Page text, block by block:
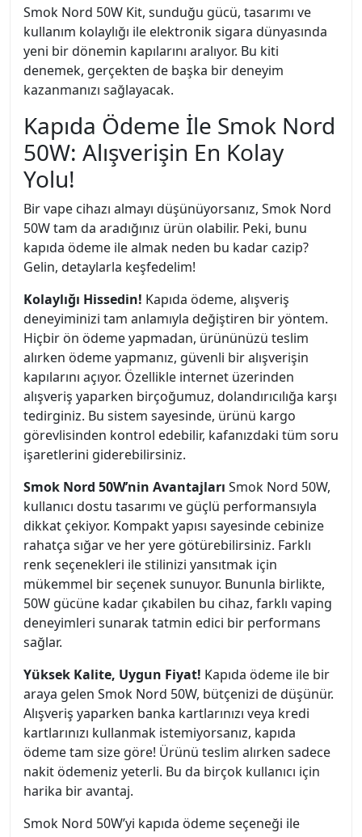
Smok Nord 50W Kit, sunduğu gücü, tasarımı ve
kullanım kolaylığı ile elektronik sigara dünyasında
yeni bir dönemin kapılarını aralıyor. Bu kiti
denemek, gerçekten de başka bir deneyim
kazanmanızı sağlayacak.
Kapıda Ödeme İle Smok Nord
50W: Alışverişin En Kolay
Yolu!
Bir vape cihazı almayı düşünüyorsanız, Smok Nord
50W tam da aradığınız ürün olabilir. Peki, bunu
kapıda ödeme ile almak neden bu kadar cazip?
Gelin, detaylarla keşfedelim!
Kolaylığı Hissedin! Kapıda ödeme, alışveriş
deneyiminizi tam anlamıyla değiştiren bir yöntem.
Hiçbir ön ödeme yapmadan, ürününüzü teslim
alırken ödeme yapmanız, güvenli bir alışverişin
kapılarını açıyor. Özellikle internet üzerinden
alışveriş yaparken birçoğumuz, dolandırıcılığa karşı
tedirginiz. Bu sistem sayesinde, ürünü kargo
görevlisinden kontrol edebilir, kafanızdaki tüm soru
işaretlerini giderebilirsiniz.
Smok Nord 50W’nin Avantajları Smok Nord 50W,
kullanıcı dostu tasarımı ve güçlü performansıyla
dikkat çekiyor. Kompakt yapısı sayesinde cebinize
rahatça sığar ve her yere götürebilirsiniz. Farklı
renk seçenekleri ile stilinizi yansıtmak için
mükemmel bir seçenek sunuyor. Bununla birlikte,
50W gücüne kadar çıkabilen bu cihaz, farklı vaping
deneyimleri sunarak tatmin edici bir performans
sağlar.
Yüksek Kalite, Uygun Fiyat! Kapıda ödeme ile bir
araya gelen Smok Nord 50W, bütçenizi de düşünür.
Alışveriş yaparken banka kartlarınızı veya kredi
kartlarınızı kullanmak istemiyorsanız, kapıda
ödeme tam size göre! Ürünü teslim alırken sadece
nakit ödemeniz yeterli. Bu da birçok kullanıcı için
harika bir avantaj.
Smok Nord 50W’yi kapıda ödeme seçeneği ile